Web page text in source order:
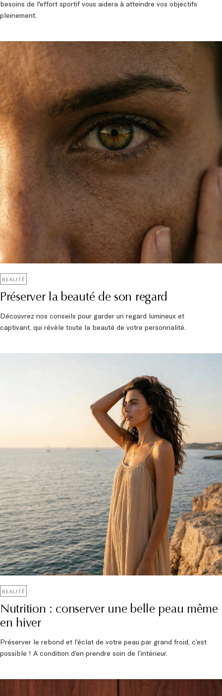
besoins de l'effort sportif vous aidera à atteindre vos objectifs
pleinement.
BEAUTÉ
Préserver la beauté de son regard
Découvrez nos conseils pour garder un regard lumineux et
captivant, qui révèle toute la beauté de votre personnalité.
BEAUTÉ
Nutrition : conserver une belle peau même
en hiver
Préserver le rebond et l’éclat de votre peau par grand froid, c’est
possible ! A condition d’en prendre soin de l’intérieur.